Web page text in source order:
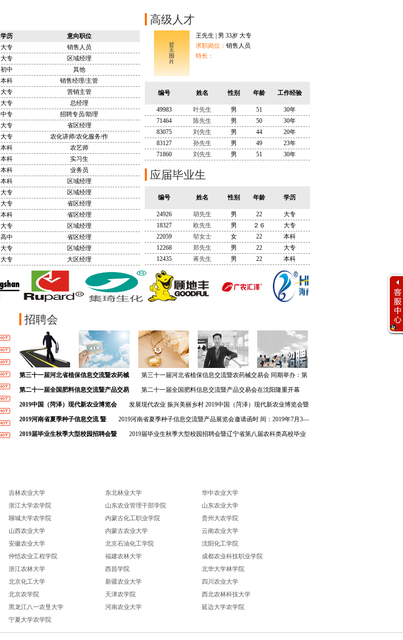
学历
意向职位
大专
销售人员
大专
区域经理
初中
其他
本科
销售经理/主管
大专
营销主管
大专
总经理
中专
招聘专员/助理
大专
省区经理
大专
农化讲师/农化服务/作
本科
农艺师
本科
实习生
本科
业务员
本科
区域经理
大专
区域经理
大专
省区经理
本科
省区经理
大专
区域经理
高中
省区经理
大专
区域经理
大专 大区经理
高级人才
王先生 | 男 33岁 大专
求职岗位： 销售人员
特长：
编号 姓名 性别 年龄 工作经验
49983 叶先生 男 51
30年
71464
陈先生 男 50
30年
83075
刘先生 男 44
20年
83127
孙先生 男 49
23年
71860
刘先生 男 51 30年
应届毕业生
编号 姓名 性别 年龄 学历
24926 胡先生 男 22
大专
18327
欧先生 男 ２６
大专
22059
邬女士 女 22
本科
12268
郑先生 男 22
大专
12435
蒋先生 男 22 本科
招聘会
第三十一届河北省植保信息交流暨农药械 第三十一届河北省植保信息交流暨农药械交易会 同期举办：第
十三届河北肥料信息交流暨产品交易会 邀 请
第二十一届全国肥料信息交流暨产品交易 第二十一届全国肥料信息交流暨产品交易会在沈阳隆重开幕
2019年10月28日，以“提质增效，绿色
2019中国（菏泽）现代新农业博览会 发展现代农业 振兴美丽乡村 2019中国（菏泽）现代新农业博览会暨
第14届中国（菏泽）国际农资交易会
2019河南省夏季种子信息交流 暨 2019河南省夏季种子信息交流暨产品展览会邀请函时 间：2019年7月3—
4日
2019届毕业生秋季大型校园招聘会暨 2019届毕业生秋季大型校园招聘会暨辽宁省第八届农科类高校毕业
吉林农业大学 东北林业大学
华中农业大学
浙江大学农学院 山东农业管理干部学院
山东农业大学
聊城大学农学院 内蒙古化工职业学院
贵州大农学院
山西农业大学 内蒙古农业大学
云南农业大学
安徽农业大学 北京石油化工学院
沈阳化工学院
仲恺农业工程学院 福建农林大学
成都农业科技职业学院
浙江农林大学 西昌学院
北华大学林学院
北京化工大学 新疆农业大学
四川农业大学
北京农学院 天津农学院
西北农林科技大学
黑龙江八一农垦大学 河南农业大学
延边大学农学院
宁夏大学农学院